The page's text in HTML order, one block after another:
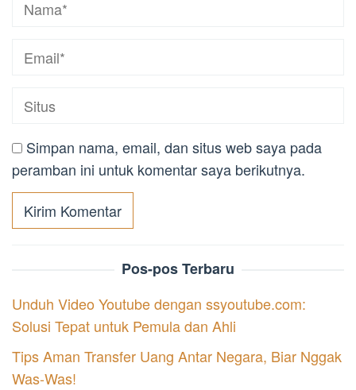
Simpan nama, email, dan situs web saya pada
peramban ini untuk komentar saya berikutnya.
Pos-pos Terbaru
Unduh Video Youtube dengan ssyoutube.com:
Solusi Tepat untuk Pemula dan Ahli
Tips Aman Transfer Uang Antar Negara, Biar Nggak
Was-Was!